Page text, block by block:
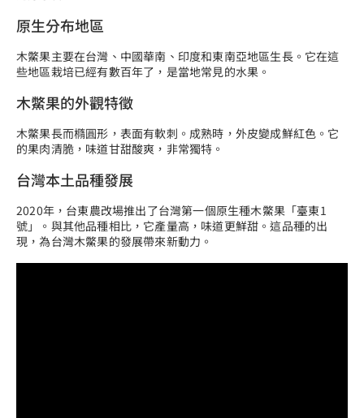
原生分布地區
木鱉果主要在台灣、中國華南、印度和東南亞地區生長。它在這
些地區栽培已經有數百年了，是當地常見的水果。
木鱉果的外觀特徵
木鱉果長而橢圓形，表面有軟刺。成熟時，外皮變成鮮紅色。它
的果肉清脆，味道甘甜酸爽，非常獨特。
台灣本土品種發展
2020年，台東農改場推出了台灣第一個原生種木鱉果「臺東1
號」。與其他品種相比，它產量高，味道更鮮甜。這品種的出
現，為台灣木鱉果的發展帶來新動力。